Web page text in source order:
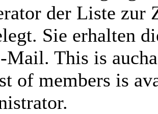
der Liste zur
Sie erhalten
Mail. This is
of members is